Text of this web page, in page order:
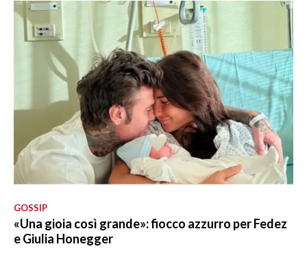
GOSSIP
«Una gioia così grande»: fiocco azzurro per Fedez
e Giulia Honegger